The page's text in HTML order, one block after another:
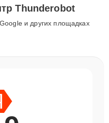
Thunderobot
и других площадках